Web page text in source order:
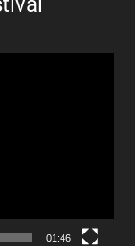
01:46